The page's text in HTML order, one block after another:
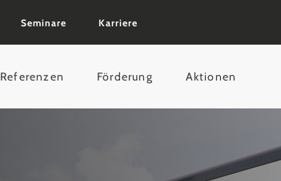
Seminare Karriere
Referenzen Förderung Aktionen